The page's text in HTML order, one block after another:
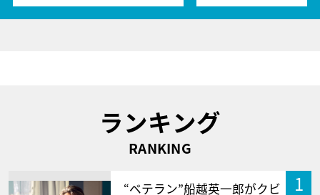
ランキング
RANKING
1
“ベテラン”船越英一郎がクビ